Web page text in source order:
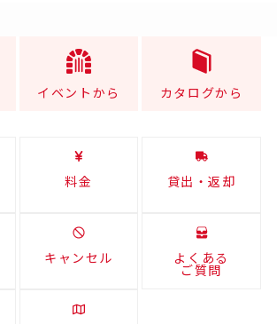
イベントから カタログから
料金 貸出・返却
キャンセル よくある
ご質問